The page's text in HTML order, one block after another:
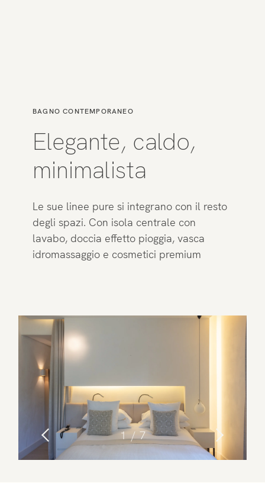
BAGNO CONTEMPORANEO
Elegante, caldo,
minimalista
Le sue linee pure si integrano con il resto
degli spazi. Con isola centrale con
lavabo, doccia effetto pioggia, vasca
idromassaggio e cosmetici premium
1 7